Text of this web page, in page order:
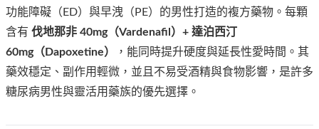
功能障礙（ED）與早洩（PE）的男性打造的複方藥物。每顆
含有 伐地那非 40mg（Vardenafil）+ 達泊西汀
60mg（Dapoxetine）
，能同時提升硬度與延長性愛時間。其
藥效穩定、副作用輕微，並且不易受酒精與食物影響，是許多
糖尿病男性與靈活用藥族的優先選擇。